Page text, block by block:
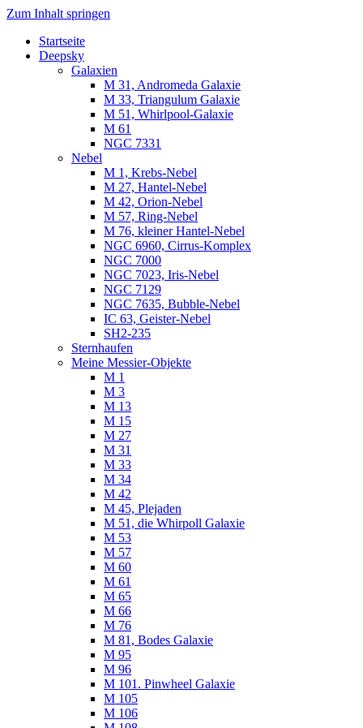
Zum Inhalt springen
Luvima – Astrofotografie
Astrofotografie in Norddeutschland
Startseite
Deepsky
Galaxien
M 31, Andromeda Galaxie
M 33, Triangulum Galaxie
M 51, Whirlpool-Galaxie
M 61
NGC 7331
Nebel
M 1, Krebs-Nebel
M 27, Hantel-Nebel
M 42, Orion-Nebel
M 57, Ring-Nebel
M 76, kleiner Hantel-Nebel
NGC 6960, Cirrus-Komplex
NGC 7000
NGC 7023, Iris-Nebel
NGC 7129
NGC 7635, Bubble-Nebel
IC 63, Geister-Nebel
SH2-235
Sternhaufen
Meine Messier-Objekte
M 1
M 3
M 13
M 15
M 27
M 31
M 33
M 34
M 42
M 45, Plejaden
M 51, die Whirpoll Galaxie
M 53
M 57
M 60
M 61
M 65
M 66
M 76
M 81, Bodes Galaxie
M 95
M 96
M 101. Pinwheel Galaxie
M 105
M 106